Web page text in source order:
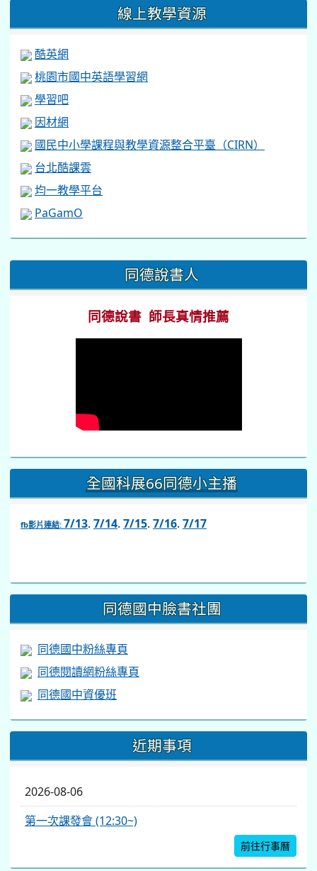
線上教學資源
酷英網
桃園市國中英語學習網
學習吧
因材網
國民中小學課程與教學資源整合平臺（CIRN）
台北酷課雲
均一教學平台
PaGamO
::: 同德說書人
同德說書 師長真情推薦
全國科展66同德小主播
fb影片連結: 7/13. 7/14. 7/15. 7/16. 7/17
https://www.facebook.com/share/v/1BsLSkstia/
同德國中臉書社團
同德國中粉絲專頁
同德閱讀網粉絲專頁
同德國中資優班
近期事項
2026-08-06
第一次課發會 (12:30~)
前往行事曆